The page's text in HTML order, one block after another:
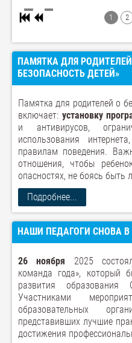
1 2
ПАМЯТКА ДЛЯ
БЕЗОПАСНОСТЬ ДЕТЕЙ»
Памятка для родителей о
включает: установку
и антивирусов,
использования
правилам поведения.
отношения, чтобы
опасностях, не боясь быть
Подробнее...
НАШИ ПЕДАГОГИ СНОВА
26 ноября 2025
команда года», который
развития образования
Участниками
образовательных
представивших лучшие
достижения